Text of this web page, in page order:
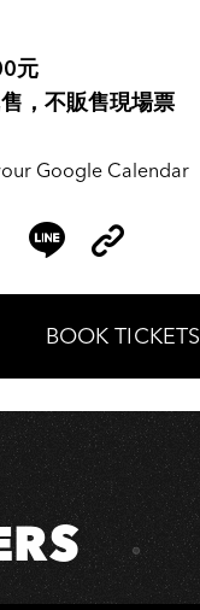
元
，不販售現場票
Google Calendar
on
LINE
Link
BOOK TICKETS